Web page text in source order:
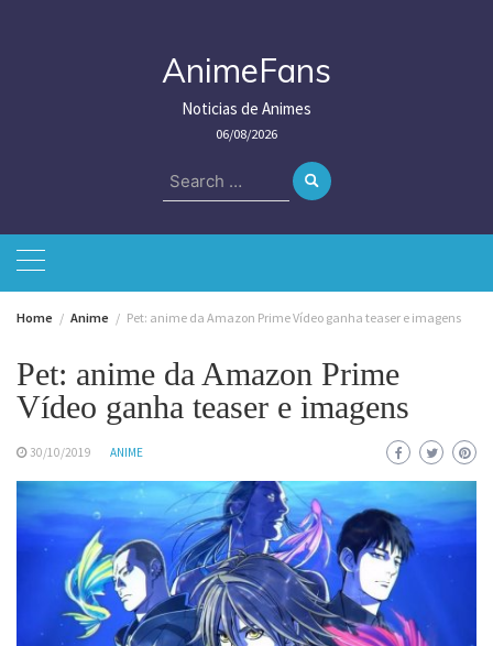
AnimeFans
Noticias de Animes
06/08/2026
Search
for:
Home Anime Pet: anime da Amazon Prime Vídeo ganha teaser e imagens
Pet: anime da Amazon Prime
Vídeo ganha teaser e imagens
30/10/2019 ANIME